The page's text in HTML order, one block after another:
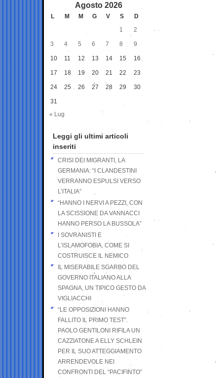
Agosto 2026
L M M G V S
D
1
2
3 4 5 6 7 8 9
10 11 12 13 14 15 16
17 18 19 20 21 22 23
24 25 26 27 28 29 30
31
« Lug
Leggi gli ultimi articoli
inseriti
CRISI DEI MIGRANTI, LA
GERMANIA: “I CLANDESTINI
VERRANNO ESPULSI VERSO
L’ITALIA”
“HANNO I NERVI A PEZZI, CON
LA SCISSIONE DA VANNACCI
HANNO PERSO LA BUSSOLA”
I SOVRANISTI E
L’ISLAMOFOBIA, COME SI
COSTRUISCE IL NEMICO
IL MISERABILE SGARBO DEL
GOVERNO ITALIANO ALLA
SPAGNA, UN TIPICO GESTO DA
VIGLIACCHI
“LE OPPOSIZIONI HANNO
FALLITO IL PRIMO TEST”.
PAOLO GENTILONI RIFILA UN
CAZZIATONE A ELLY SCHLEIN
PER IL SUO ATTEGGIAMENTO
ARRENDEVOLE NEI
CONFRONTI DEL “PACIFINTO”